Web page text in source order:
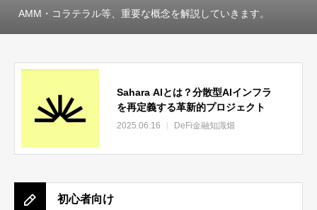
AMM・コラテラル等、重要な概念を解説していきます。
Sahara AIとは？分散型AIインフラ
を再定義する革新的プロジェクト
2025.06.16 DeFi金融知識畑
初心者向け